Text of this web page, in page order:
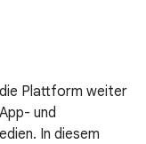
Plattform weiter
und
In diesem